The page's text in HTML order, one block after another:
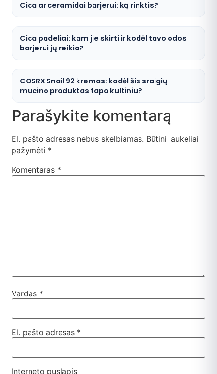
Cica ar ceramidai barjerui: ką rinktis?
Cica padeliai: kam jie skirti ir kodėl tavo odos
barjerui jų reikia?
COSRX Snail 92 kremas: kodėl šis sraigių
mucino produktas tapo kultiniu?
Parašykite komentarą
El. pašto adresas nebus skelbiamas. Būtini laukeliai
pažymėti *
Komentaras *
Vardas *
El. pašto adresas *
Interneto puslapis